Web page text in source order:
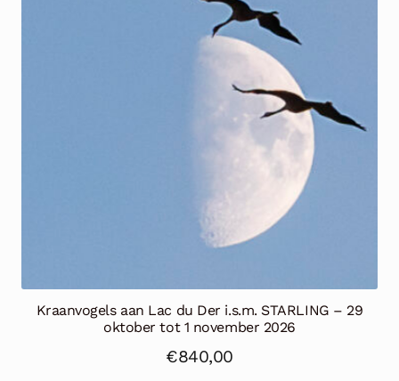
Kraanvogels aan Lac du Der i.s.m. STARLING – 29
oktober tot 1 november 2026
€840,00